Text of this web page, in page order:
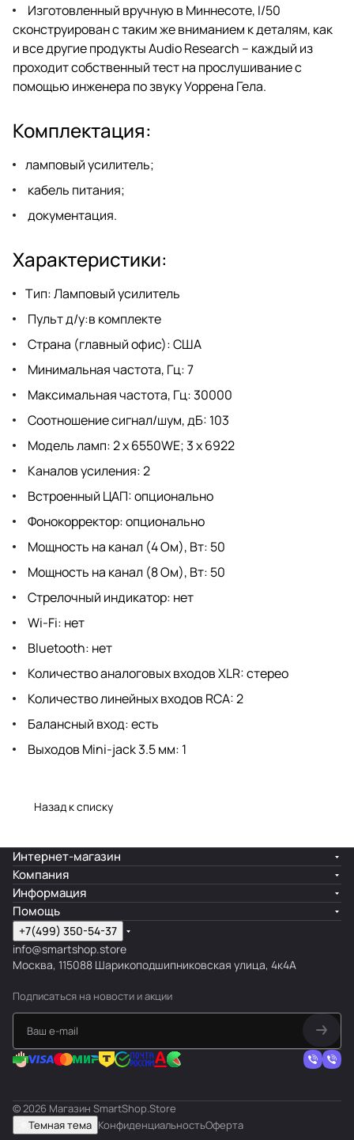
Изготовленный вручную в Миннесоте, I/50
сконструирован с таким же вниманием к деталям, как
и все другие продукты Audio Research – каждый из
проходит собственный тест на прослушивание с
помощью инженера по звуку Уоррена Гела.
Комплектация:
ламповый усилитель;
кабель питания;
документация.
Характеристики:
Тип: Ламповый усилитель
Пульт д/у:в комплекте
Страна (главный офис): США
Минимальная частота, Гц: 7
Максимальная частота, Гц: 30000
Соотношение сигнал/шум, дБ: 103
Модель ламп: 2 x 6550WE; 3 x 6922
Каналов усиления: 2
Встроенный ЦАП: опционально
Фонокорректор: опционально
Мощность на канал (4 Ом), Вт: 50
Мощность на канал (8 Ом), Вт: 50
Стрелочный индикатор: нет
Wi-Fi: нет
Bluetooth: нет
Количество аналоговых входов XLR: стерео
Количество линейных входов RCA: 2
Балансный вход: есть
Выходов Mini-jack 3.5 мм: 1
Назад к списку
Интернет-магазин
Компания
Информация
Помощь
+7(499) 350-54-37
info@smartshop.store
Москва, 115088 Шарикоподшипниковская улица, 4к4А
Подписаться на новости и акции
© 2026 Магазин SmartShop.Store
Темная тема КонфиденциальностьОферта